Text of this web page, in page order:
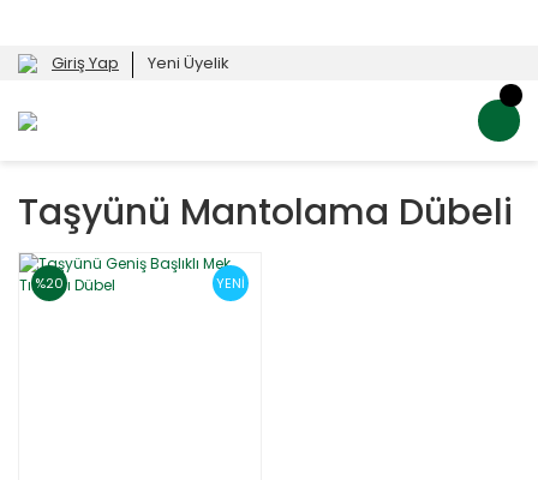
Giriş Yap Yeni Üyelik
Taşyünü Mantolama Dübeli
%20 YENİ